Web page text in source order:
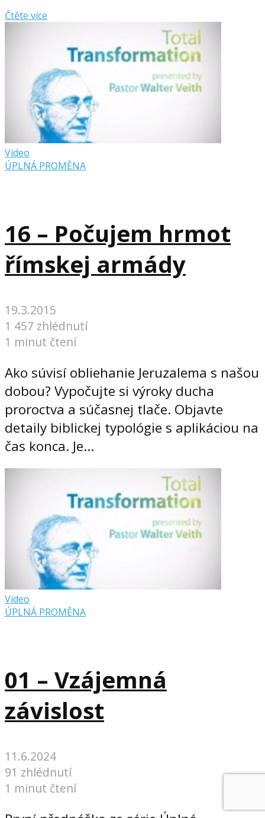
Čtěte více
Video
ÚPLNÁ PROMĚNA
16 – Počujem hrmot
římskej armády
19.3.2015
1 457 zhlédnutí
1 minut čtení
Ako súvisí obliehanie Jeruzalema s našou
dobou? Vypočujte si výroky ducha
proroctva a súčasnej tlače. Objavte
detaily biblickej typológie s aplikáciou na
čas konca. Je...
Video
ÚPLNÁ PROMĚNA
01 – Vzájemná
závislost
11.6.2024
91 zhlédnutí
1 minut čtení